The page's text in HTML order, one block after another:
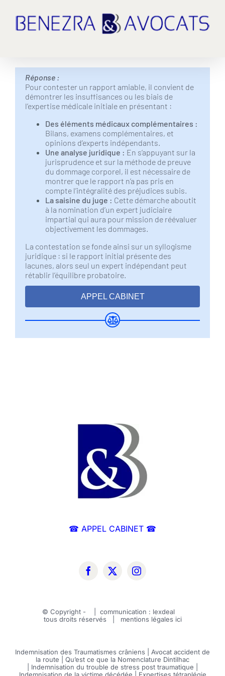
contenu
Réponse :
Pour contester un rapport amiable, il convient de
démontrer les insuffisances ou les biais de
l’expertise médicale initiale en présentant :
Des éléments médicaux complémentaires :
Bilans, examens complémentaires, et
opinions d’experts indépendants.
Une analyse juridique : En s’appuyant sur la
jurisprudence et sur la méthode de preuve
du dommage corporel, il est nécessaire de
montrer que le rapport n’a pas pris en
compte l’intégralité des préjudices subis.
La saisine du juge : Cette démarche aboutit
à la nomination d’un expert judiciaire
impartial qui aura pour mission de réévaluer
objectivement les dommages.
La contestation se fonde ainsi sur un syllogisme
juridique : si le rapport initial présente des
lacunes, alors seul un expert indépendant peut
rétablir l’équilibre probatoire.
APPEL CABINET
☎ APPEL CABINET ☎
© Copyright - | communication : lexdeal
tous droits réservés | mentions légales ici
Indemnisation des Traumatismes crâniens
Avocat accident de
la route
Qu’est ce que la Nomenclature Dintilhac
Indemnisation du trouble de stress post traumatique